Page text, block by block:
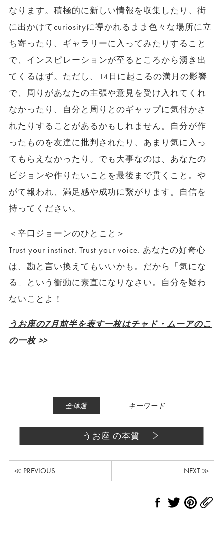
なります。積極的に新しい情報を収集したり、街
に出かけてcuriosityに導かれるまま色々な場所に立
ち寄ったり、ギャラリーに入ってみたりすること
で、インスピレーションが至るところから湧き出
てくるはず。ただし、14日に起こるの満月の影響
で、周りがあなたの主張や意見を受け入れてくれ
なかったり、自分と周りとのギャップに気付かさ
れたりすることがあるかもしれません。自分が作
ったものを友達に批判されたり、あまり気に入っ
てもらえなかったり。でも大事なのは、あなたの
ビジョンや作りたいことを最後まで貫くこと。や
がて報われ、満足感や成功に繋がります。自信を
持ってください。
＜辛口ジョーンのひとこと＞
Trust your instinct. Trust your voice. あなたの好奇心
は、勘と言い換えてもいいかも。だから「気にな
る」という衝動に素直になりなさい。自分を疑わ
ないことよ！
うお座の7月前半を表す一枚はチャド・ムーアのこ
の一枚 >>
全体運 | キーワード
うお座 の本質
≪ PREVIOUS NEXT ≫